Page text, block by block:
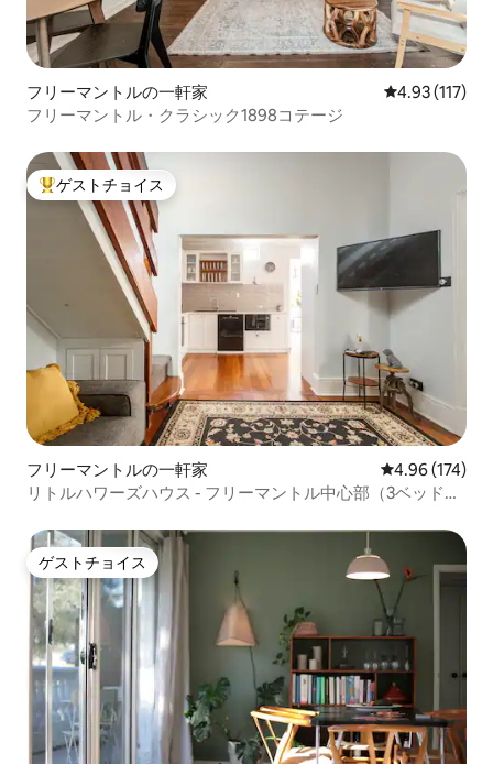
フリーマントルの一軒家 レビュー117
4.93 (117)
フリーマントル・クラシック1898コテージ
大好評のゲストチョイスです。
ゲストチョイス
フリーマントルの一軒家 レビュー174
4.96 (174)
リトルハワーズハウス - フリーマントル中心部（3ベッドル
ゲストチョイス
ゲストチョイス